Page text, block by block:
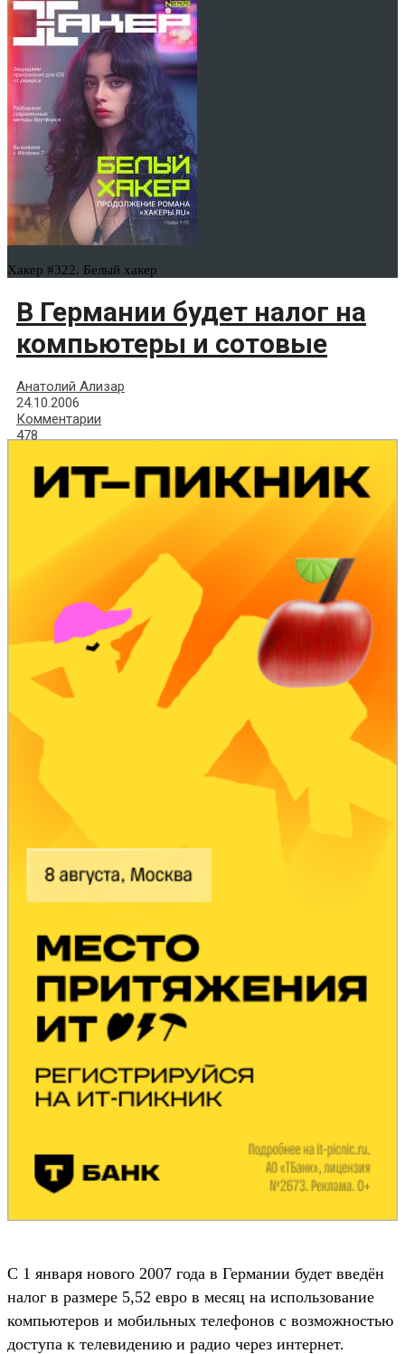
Хакер #322. Белый хакер
В Германии будет налог на
компьютеры и сотовые
Анатолий Ализар
24.10.2006
Комментарии
478
С 1 января нового 2007 года в Германии будет введён
налог в размере 5,52 евро в месяц на использование
компьютеров и мобильных телефонов с возможностью
доступа к телевидению и радио через интернет.